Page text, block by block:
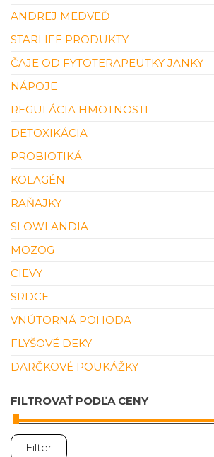
ANDREJ MEDVEĎ
STARLIFE PRODUKTY
ČAJE OD FYTOTERAPEUTKY JANKY
NÁPOJE
REGULÁCIA HMOTNOSTI
DETOXIKÁCIA
PROBIOTIKÁ
KOLAGÉN
RAŇAJKY
SLOWLANDIA
MOZOG
CIEVY
SRDCE
VNÚTORNÁ POHODA
FLYŠOVÉ DEKY
DARČKOVÉ POUKÁŽKY
FILTROVAŤ PODĽA CENY
Filter